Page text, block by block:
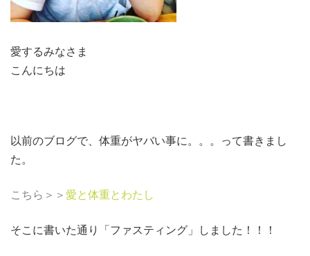
愛するみなさま
こんにちは
以前のブログで、体重がヤバい事に。。。って書きまし
た。
こちら＞＞ 愛と体重とわたし
そこに書いた通り「ファスティング」しました！！！